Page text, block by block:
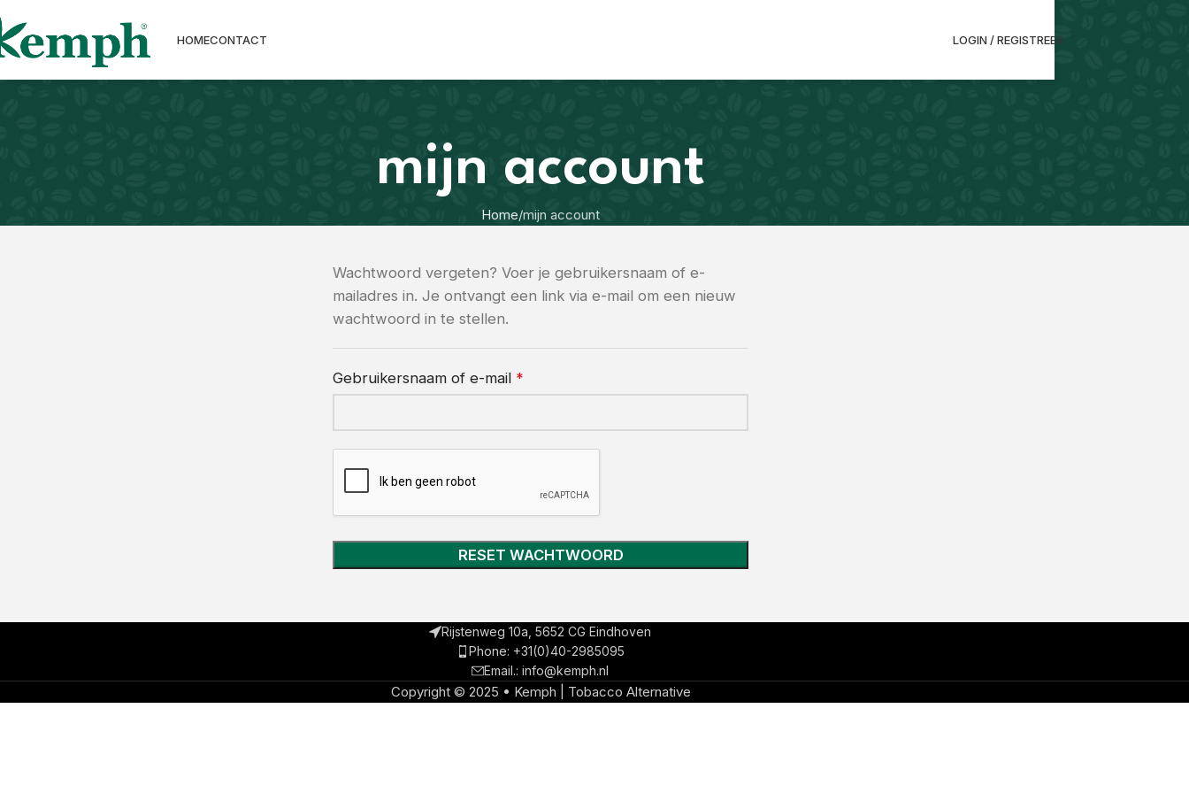
HOMECONTACT LOGIN / REGISTREER
mijn account
Home mijn account
Wachtwoord vergeten? Voer je gebruikersnaam of e-
mailadres in. Je ontvangt een link via e-mail om een nieuw
wachtwoord in te stellen.
Gebruikersnaam of e-mail *
RESET WACHTWOORD
Rijstenweg 10a, 5652 CG Eindhoven
Phone: +31(0)40-2985095
Email.: info@kemph.nl
Copyright © 2025 • Kemph | Tobacco Alternative